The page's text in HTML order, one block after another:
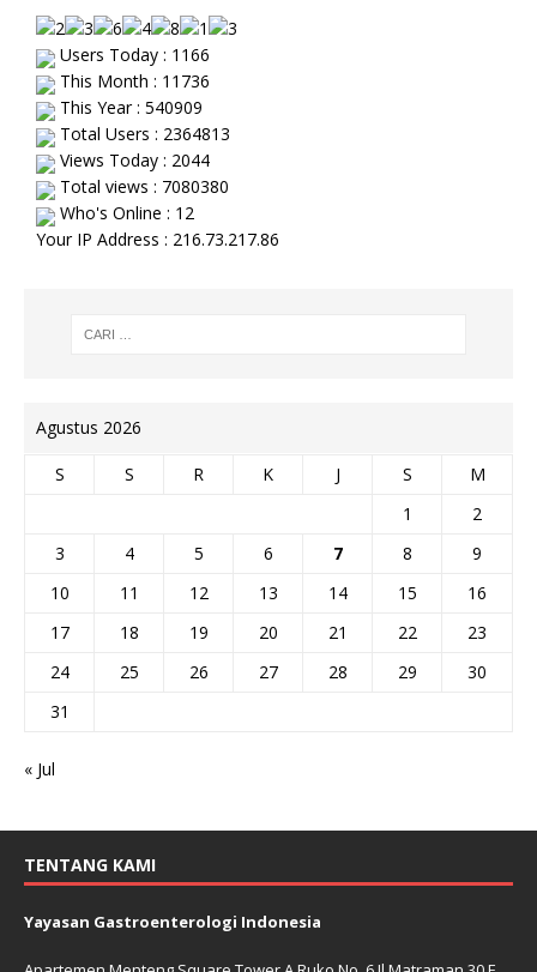
Users Today : 1166
This Month : 11736
This Year : 540909
Total Users : 2364813
Views Today : 2044
Total views : 7080380
Who's Online : 12
Your IP Address : 216.73.217.86
Agustus 2026
S S R K J S
M
1
2
3
4 5 6 7 8
9
10
11 12 13 14 15
16
17
18 19 20 21 22
23
24
25 26 27 28 29
30
31
« Jul
TENTANG KAMI
Yayasan Gastroenterologi Indonesia